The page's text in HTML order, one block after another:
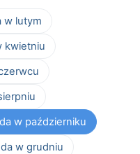
w lutym
kwietniu
w październiku
w grudniu